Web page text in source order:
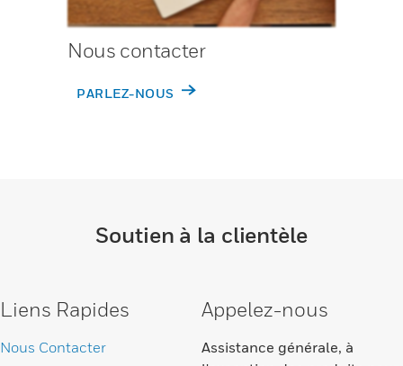
Nous contacter
PARLEZ-NOUS
Soutien à la clientèle
Liens Rapides
Nous Contacter
Appelez-nous
Assistance générale, à